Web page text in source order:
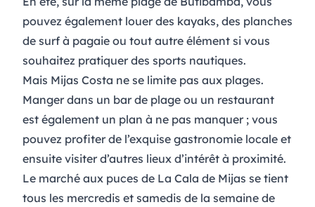
pouvez également louer des kayaks, des planches
de surf à pagaie ou tout autre élément si vous
souhaitez pratiquer des sports nautiques.
Mais Mijas Costa ne se limite pas aux plages.
Manger dans un bar de plage ou un restaurant
est également un plan à ne pas manquer ; vous
pouvez profiter de l’exquise gastronomie locale et
ensuite visiter d’autres lieux d’intérêt à proximité.
Le marché aux puces de La Cala de Mijas se tient
tous les mercredis et samedis de la semaine de